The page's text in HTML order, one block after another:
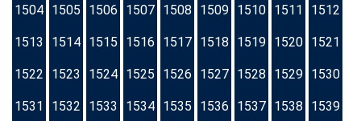
1504 1505 1506 1507 1508 1509 1510 1511 1512
1513 1514 1515 1516 1517 1518 1519 1520 1521
1522 1523 1524 1525 1526 1527 1528 1529 1530
1531 1532 1533 1534 1535 1536 1537 1538 1539